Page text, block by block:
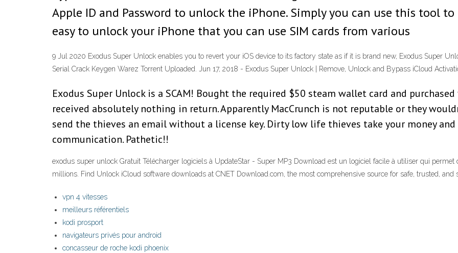
Apple ID and Password to unlock the iPhone. Simply you can use this tool
easy to unlock your iPhone that you can use SIM cards from various
9 Jul 2020 Exodus Super Unlock enables you to revert your iOS device to its factory state as if it is brand new, Exodus Super
Serial Crack Keygen Warez Torrent Uploaded. Jun 17, 2018 - Exodus Super Unlock | Remove, Unlock and Bypass iCloud
Exodus Super Unlock is a SCAM! Bought the required $50 steam wallet card and
received absolutely nothing in return. Apparently MacCrunch is not reputable or they
send the thieves an email without a license key. Dirty low life thieves take your money
communication. Pathetic!!
exodus super unlock Gratuit Télécharger logiciels à UpdateStar - Super MP3 Download est un logiciel facile à utiliser qui
millions. Find Unlock iCloud software downloads at CNET Download.com, the most comprehensive source for safe, trusted,
vpn 4 vitesses
meilleurs référentiels
kodi prosport
navigateurs privés pour android
concasseur de roche kodi phoenix